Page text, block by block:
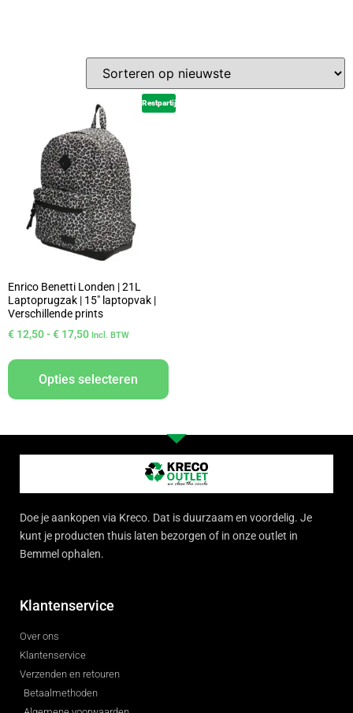
Restpartij
Enrico Benetti Londen | 21L
Laptoprugzak | 15″ laptopvak |
Verschillende prints
€ 12,50-€ 17,50 Incl. BTW
Opties selecteren
Doe je aankopen via Kreco. Dat is duurzaam en voordelig. Je
kunt je producten thuis laten bezorgen of in onze outlet in
Bemmel ophalen.
Klantenservice
Over ons
Klantenservice
Verzenden en retouren
Betaalmethoden